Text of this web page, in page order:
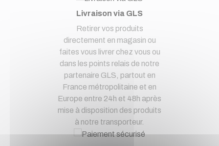
Livraison via GLS
Retirer vos produits
directement en magasin ou
faites vous livrer chez vous ou
dans les points relais de notre
partenaire GLS, partout en
France métropolitaine et en
Europe entre 24h et 48h après
mise à disposition des produits
à notre transporteur.